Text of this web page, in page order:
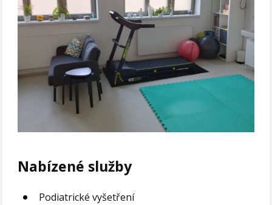
Nabízené služby
Podiatrické vyšetření